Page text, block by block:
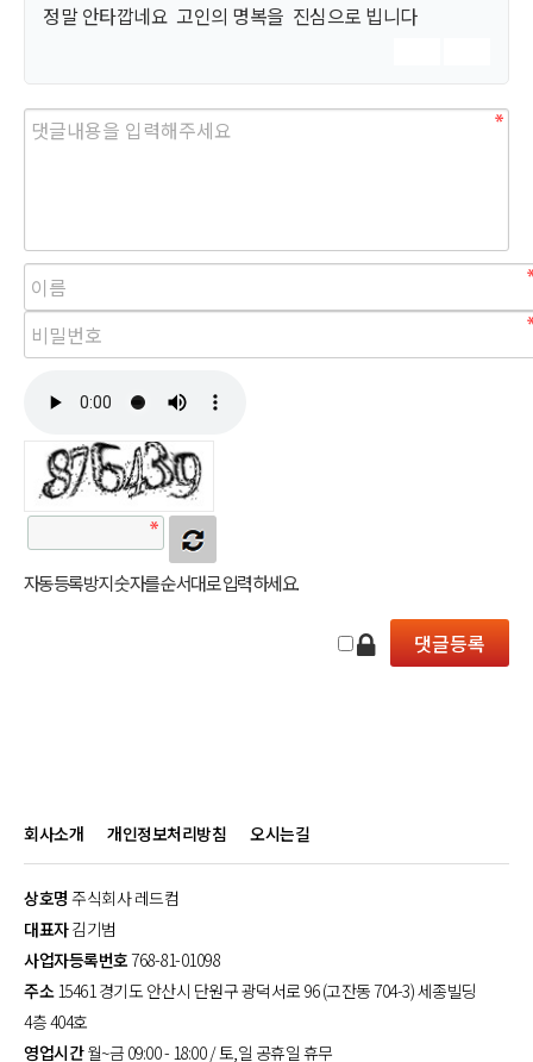
정말 안타깝네요 고인의 명복을 진심으로 빕니다
자동등록방지 숫자를 순서대로 입력하세요.
회사소개 개인정보처리방침 오시는길
상호명 주식회사 레드컴
대표자김기범
사업자등록번호768-81-01098
주소 15461 경기도 안산시 단원구 광덕서로 96 (고잔동 704-3) 세종빌딩
4층 404호
영업시간 월~금 09:00 - 18:00 / 토,일 공휴일 휴무